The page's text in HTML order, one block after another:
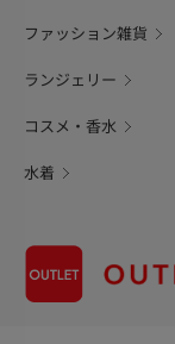
ファッション雑貨
ランジェリー
コスメ・香水
水着